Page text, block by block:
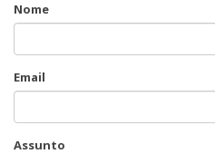
Nome
Email
Assunto